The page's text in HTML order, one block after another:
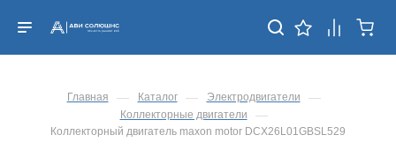
Главная — Каталог — Электродвигатели —
Коллекторные двигатели —
Коллекторный двигатель maxon motor DCX26L01GBSL529